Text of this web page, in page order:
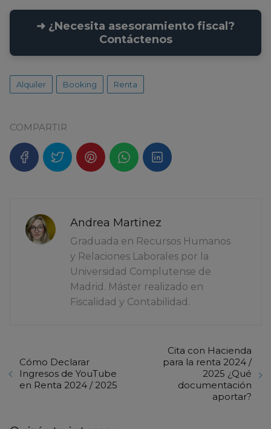
➜ ¿Necesita asesoramiento fiscal?
Contáctenos
Alquiler Booking Renta
COMPARTIR
Andrea Martinez
Graduada en Recursos Humanos
y Relaciones Laborales por la
Universidad Complutense de
Madrid. Máster realizado en
Fiscalidad y Contabilidad.
Cómo Declarar
Ingresos de YouTube
en Renta 2024 / 2025
Cita con Hacienda
para la renta 2024 /
2025 ¿Qué
documentación
aportar?